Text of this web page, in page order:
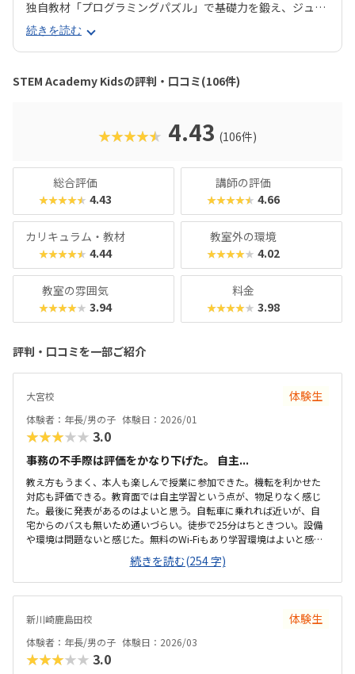
独自教材「プログラミングパズル」で基礎力を鍛え、ジュニ
ア・プログラミング検定の取得もサポート。校舎は東京・神
奈川・埼玉・千葉に展開し、オンライン授業にも対応してい
ます。柔軟なコース選択や振替制度も整っており、継続しや
すい環境で将来につながる次世代スキルを学べます。
続きを読む
STEM Academy Kidsの評判・口コミ(106件)
★★★★★ 4.43 (106件)
総合評価
★★★★★ 4.43
講師の評価
★★★★★ 4.66
カリキュラム・教材
★★★★★ 4.44
教室外の環境
★★★★★ 4.02
教室の雰囲気
★★★★★ 3.94
料金
★★★★★ 3.98
評判・口コミを一部ご紹介
大宮校 体験生
体験者：年長/男の子 体験日：2026/01
★★★★★ 3.0
事務の不手際は評価をかなり下げた。 自主...
教え方もうまく、本人も楽しんで授業に参加できた。機転を利かせた
対応も評価できる。教育面では自主学習という点が、物足りなく感じ
た。最後に発表があるのはよいと思う。自転車に乗れれば近いが、自
宅からのバスも無いため通いづらい。徒歩で25分はちときつい。設備
や環境は問題ないと感じた。無料のWi-Fiもあり学習環境はよいと感じ
る。静かな環境であった料金は他と比較しても高くなく、教室を変え
れたり、ウェブで学習できたりと便利であると思う子どもたちがやっ
ている環境はみれたので楽しそうだった。発表も実際に見れてよかっ
た。
続きを読む(254 字)
新川崎鹿島田校 体験生
体験者：年長/男の子 体験日：2026/03
★★★★★ 3.0